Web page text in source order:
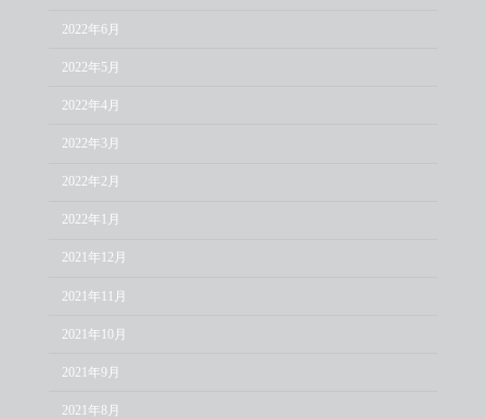
2022年6月
2022年5月
2022年4月
2022年3月
2022年2月
2022年1月
2021年12月
2021年11月
2021年10月
2021年9月
2021年8月